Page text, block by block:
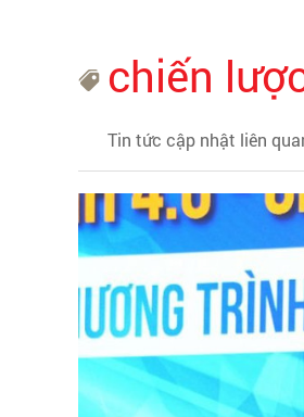
chiến
Tin tức cập nhật liên